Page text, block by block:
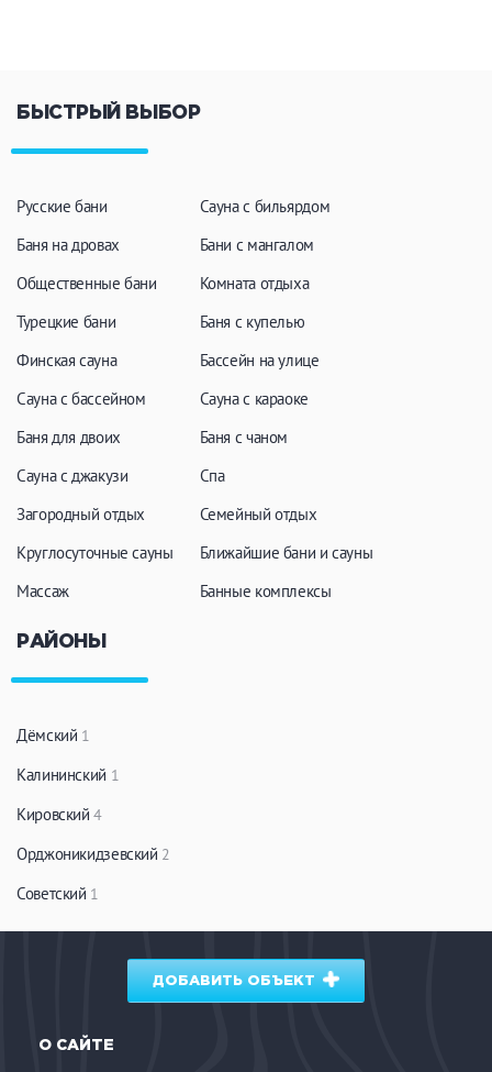
БЫСТРЫЙ ВЫБОР
Русские бани
Баня на дровах
Общественные бани
Турецкие бани
Финская сауна
Сауна с бассейном
Баня для двоих
Сауна с джакузи
Загородный отдых
Круглосуточные сауны
Массаж
Сауна с бильярдом
Бани с мангалом
Комната отдыха
Баня с купелью
Бассейн на улице
Сауна с караоке
Баня с чаном
Спа
Семейный отдых
Ближайшие бани и сауны
Банные комплексы
РАЙОНЫ
Дёмский 1
Калининский 1
Кировский4
Орджоникидзевский 2
Советский 1
ДОБАВИТЬ ОБЪЕКТ
О САЙТЕ